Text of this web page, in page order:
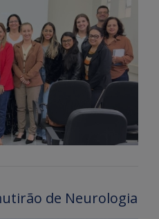
de Neurologia